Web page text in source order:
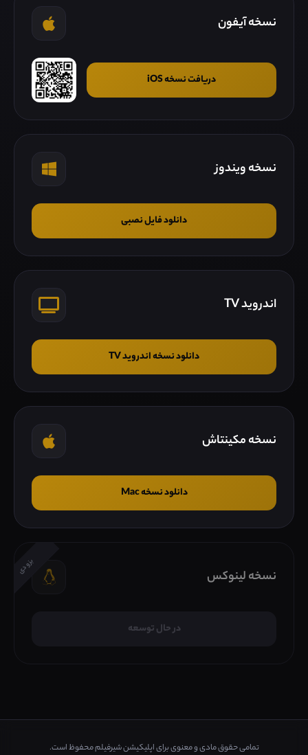
نسخه آیفون
دریافت نسخه iOS
نسخه ویندوز
دانلود فایل نصبی
اندروید TV
دانلود نسخه اندروید TV
نسخه مکینتاش
دانلود نسخه Mac
بزودی
نسخه لینوکس
در حال توسعه
تمامی حقوق مادی و معنوی برای اپلیکیشن شیرفیلم محفوظ است.